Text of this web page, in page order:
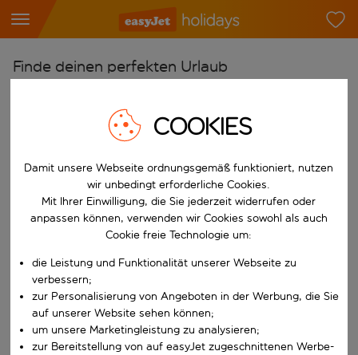
Finde deinen perfekten Urlaub
Flughafen wählen
Beginne mit der Eingabe für die automatische
Reiseziel wählen
Wähle ein Ab- und Rückflugdatum aus.
Reisezeitraum wählen
Wer
Suchen
COOKIES
Damit unsere Webseite ordnungsgemäß funktioniert, nutzen
wir unbedingt erforderliche Cookies.
Mit Ihrer Einwilligung, die Sie jederzeit widerrufen oder
anpassen können, verwenden wir Cookies sowohl als auch
Cookie freie Technologie um:
die Leistung und Funktionalität unserer Webseite zu
verbessern;
zur Personalisierung von Angeboten in der Werbung, die Sie
auf unserer Website sehen können;
um unsere Marketingleistung zu analysieren;
zur Bereitstellung von auf easyJet zugeschnittenen Werbe-